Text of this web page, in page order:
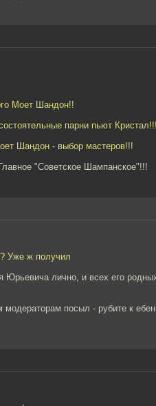
Моет Шандон!!
парни пьют Кристал!!!
Шандон - выбор мастеров!!!
"Советское Шампанское"!!!
Уже ж получил
Юрьевича лично, и всех его
посыл - рубите к